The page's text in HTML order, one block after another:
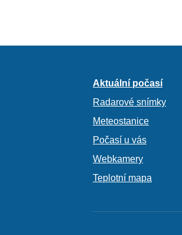
Aktuální počasí
Radarové snímky
Meteostanice
Počasí u vás
Webkamery
Teplotní mapa